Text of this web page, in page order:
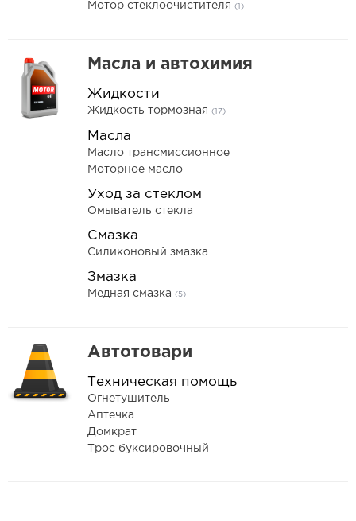
Мотор стеклоочистителя (1)
Масла и автохимия
Жидкости
Жидкость тормозная (17)
Масла
Масло трансмиссионное
Моторное масло
Уход за стеклом
Омыватель стекла
Смазка
Силиконовый змазка
Змазка
Медная смазка (5)
Автотовари
Техническая помощь
Огнетушитель
Аптечка
Домкрат
Трос буксировочный